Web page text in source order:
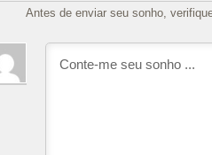
Antes de enviar seu sonho,